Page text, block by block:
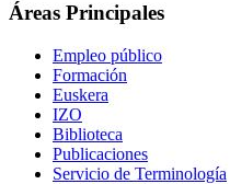
Áreas Principales
Empleo público
Formación
Euskera
IZO
Biblioteca
Publicaciones
Servicio de Terminología